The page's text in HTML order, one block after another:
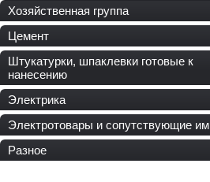
Хозяйственная группа
Цемент
Штукатурки, шпаклевки готовые к
нанесению
Электрика
Электротовары и сопутствующие им
Разное